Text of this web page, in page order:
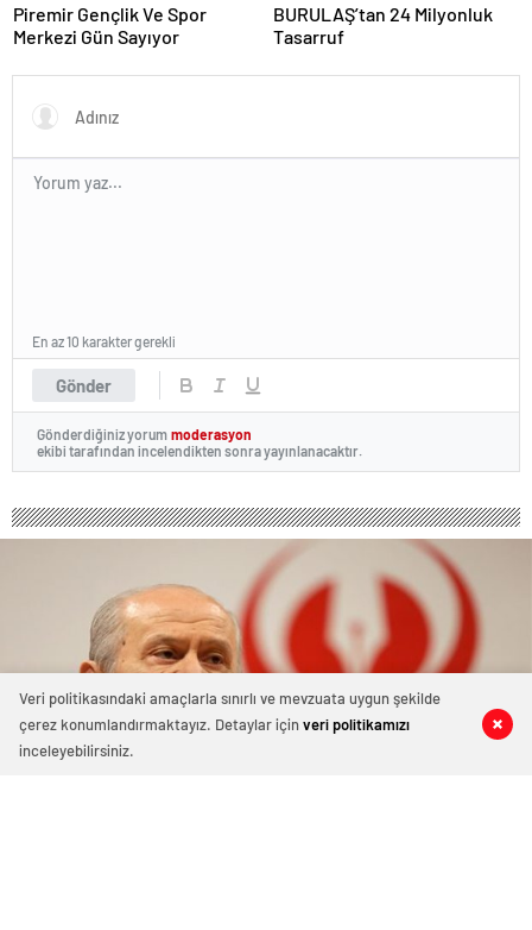
0 0
Piremir Gençlik Ve Spor
Merkezi Gün Sayıyor
BURULAŞ’tan 24 Milyonluk
Tasarruf
Gönder
En az 10 karakter gerekli
Gönderdiğiniz yorum moderasyon
ekibi tarafından incelendikten sonra yayınlanacaktır.
0 0
Veri politikasındaki amaçlarla sınırlı ve mevzuata uygun şekilde
çerez konumlandırmaktayız. Detaylar içinveri politikamızı
inceleyebilirsiniz.